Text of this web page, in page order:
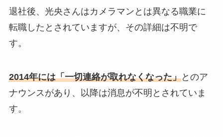
退社後、光央さんはカメラマンとは異なる職業に
転職したとされていますが、その詳細は不明で
す。
2014年には「一切連絡が取れなくなった」とのア
ナウンスがあり、以降は消息が不明とされていま
す。